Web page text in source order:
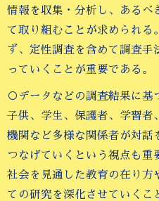
情報を収集・分析し、あるべ
て取り組むことが求められる
ず、定性調査を含めて調査手
っていくことが重要である。
○データなどの調査結果に基
子供、学生、保護者、学習者
機関など多様な関係者が対話
つなげていくという視点も重
社会を見通した教育の在り方
ての研究を深化させていくこ